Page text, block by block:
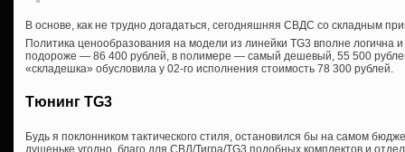
В основе, как не трудно догадаться, сегодняшняя СВДС со складным
Политика ценообразования на модели из линейки TG3 вполне логична
подороже — 86 400 рублей, в полимере — самый дешевый, 55 500
«складешка» обусловила у 02-го исполнения стоимость 78 300 рублей.
Тюнинг TG3
Будь я поклонником тактического стиля, остановился бы на самом
душеньке угодно, благо для СВД/Тигра/TG3 подобных комплектов и